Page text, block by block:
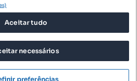
OLX Portugal, S.A.
DE UTILIZAÇÃO
DE PRIVACIDADE
Aceitar tudo
necessários
preferências